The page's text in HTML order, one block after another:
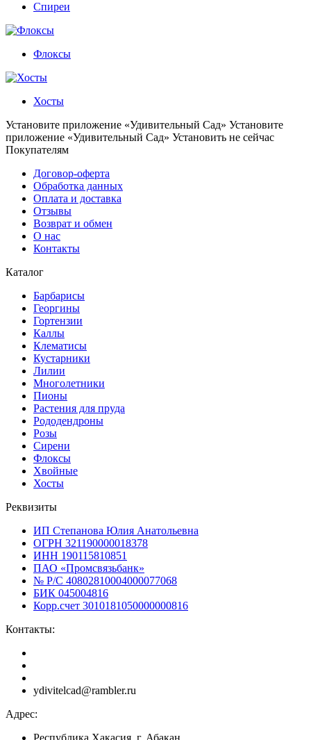
Спиреи
Флоксы
Хосты
Установите приложение «Удивительный Сад» Установите
приложение «Удивительный Сад» Установить не сейчас
Покупателям
Договор-оферта
Обработка данных
Оплата и доставка
Отзывы
Возврат и обмен
О нас
Контакты
Каталог
Барбарисы
Георгины
Гортензии
Каллы
Клематисы
Кустарники
Лилии
Многолетники
Пионы
Растения для пруда
Рододендроны
Розы
Сирени
Флоксы
Хвойные
Хосты
Реквизиты
ИП Степанова Юлия Анатольевна
ОГРН 321190000018378
ИНН 190115810851
ПАО «Промсвязьбанк»
№ Р/С 40802810004000077068
БИК 045004816
Корр.счет 3010181050000000816
Контакты:
ydivitelcad@rambler.ru
Адрес:
Республика Хакасия, г. Абакан